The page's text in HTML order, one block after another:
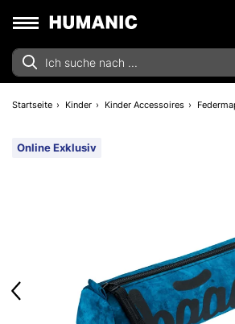
Startseite Kinder Kinder Accessoires
Online Exklusiv